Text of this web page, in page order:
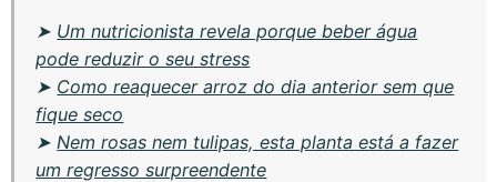
➤ Um nutricionista revela porque beber água
pode reduzir o seu stress
➤ Como reaquecer arroz do dia anterior sem que
fique seco
➤ Nem rosas nem tulipas, esta planta está a fazer
um regresso surpreendente